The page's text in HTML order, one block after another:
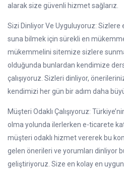
alarak size güvenli hizmet sağlarız.
Sizi Dinliyor Ve Uyguluyoruz:
suna bilmek için sürekli en
mükemmelini sitemize sizlere
olduğunda bunlardan kendimize
çalışıyoruz. Sizleri dinliyor,
kendimizi her gün bir adım daha
Müşteri Odaklı Çalışıyoruz:
olma yolunda ilerlerken e-ticarete
müşteri odaklı hizmet vererek bu
gelen önerileri ve yorumları dinliyor
geliştiriyoruz. Size en kolay en